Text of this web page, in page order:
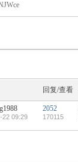
回复/查看
22 09:29
2052
170115